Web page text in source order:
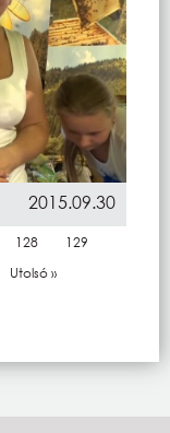
2015.09.30
Oldal
128 Oldal
129
oldal
Utolsó oldal
Utolsó »